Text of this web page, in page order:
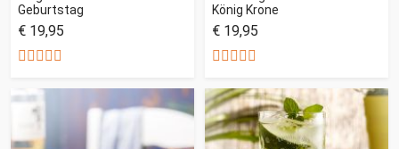
Geburtstag
€ 19,95
König Krone
€ 19,95